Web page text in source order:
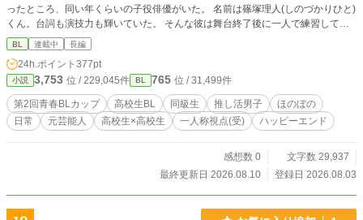
ったところ、同い年くらいの子役俳優がいた。 名前は篠塚理人(しのづかりひと)
くん。台詞も演技力も輝いていた。 そんな彼は舞台終了後に一人で練習してお
り、監督にダメ出しをされても熱心に聞いていた。 トイレに行く姉を待ってい
た真雪は、目が合ってしまった。 「さっき、前の方に座っていたよね。見に来
てくれてありがとう」 「ええと……りゅういちくん？」 「理人だよ。隆一とは
従兄弟なんだ」 「リトくん！」 それから真雪は、リトくんと従兄弟の隆一こと
リュウくんを追うようになった。 それから四年が経ち、中学三年生の春。 「落
ち着いて聞いてね、ユキちゃん。理人くんも隆一くんも、芸能活動を休止するみ
たい」 「え！」 そして中学三年生の冬──一月。 春から篠塚隆一が、八人組男
てしまった。 寂しいけれど、十歳から十五歳までの五年間は楽しく推し活して
いたので、お疲れさまでしたと手紙を書いて事務所へ送った。 「リトくんは一
月。入学式前に教室で待機していると、見覚えのある人物が眼鏡をかけて教室に
入って来て──！？ かつての推しと同級生になり、高校生活が始まるお話。 篠塚
BL 連載中 長編
24h.ポイント 377pt
小説 3,753 位 / 229,045件 BL 765 位 / 31,499件
第2回青春BLカップ 高校生BL 同級生 推し活男子
ほのぼの
日常
元芸能人 高校生×高校生 一人称視点(受) ハッピーエンド
感想数 0
文字数 29,937
最終更新日 2026.08.10
登録日 2026.08.03